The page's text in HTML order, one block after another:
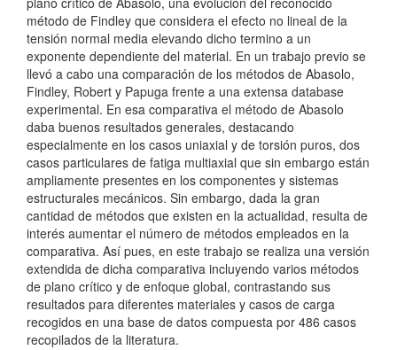
método de Findley que considera el efecto no lineal de la
tensión normal media elevando dicho termino a un
exponente dependiente del material. En un trabajo previo se
llevó a cabo una comparación de los métodos de Abasolo,
Findley, Robert y Papuga frente a una extensa database
experimental. En esa comparativa el método de Abasolo
daba buenos resultados generales, destacando
especialmente en los casos uniaxial y de torsión puros, dos
casos particulares de fatiga multiaxial que sin embargo están
ampliamente presentes en los componentes y sistemas
estructurales mecánicos. Sin embargo, dada la gran
cantidad de métodos que existen en la actualidad, resulta de
interés aumentar el número de métodos empleados en la
comparativa. Así pues, en este trabajo se realiza una versión
extendida de dicha comparativa incluyendo varios métodos
de plano crítico y de enfoque global, contrastando sus
resultados para diferentes materiales y casos de carga
recogidos en una base de datos compuesta por 486 casos
recopilados de la literatura.